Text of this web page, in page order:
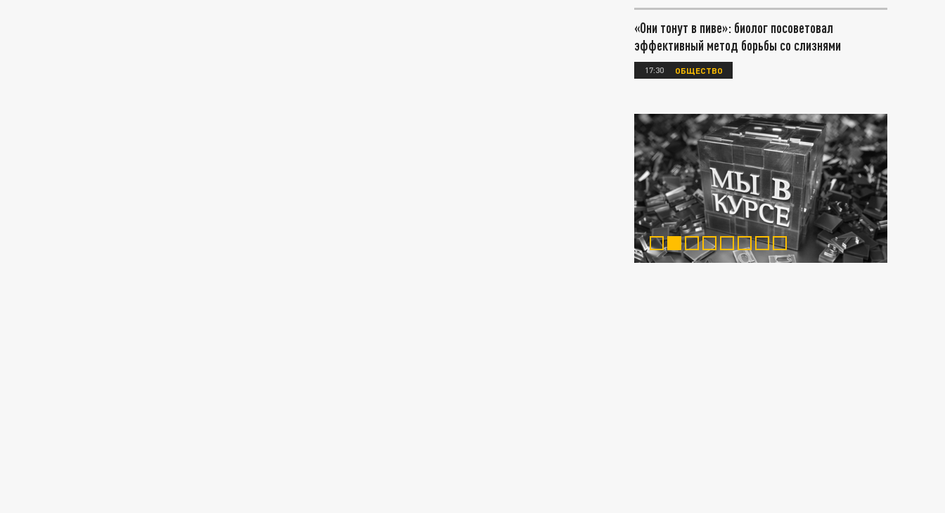
«Они тонут в пиве»: биолог посоветовал
эффективный метод борьбы со слизнями
17:30 ОБЩЕСТВО